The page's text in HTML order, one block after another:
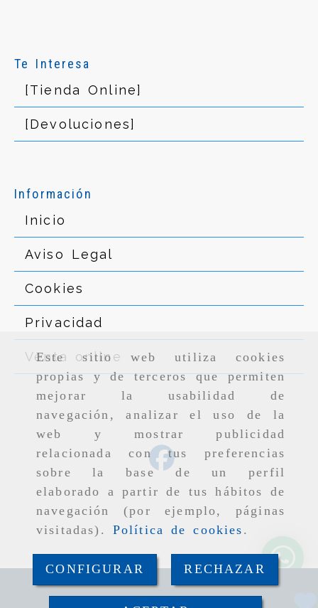
Este sitio web utiliza cookies
propias y de terceros que permiten
mejorar la usabilidad de
navegación, analizar el uso de la
web y mostrar publicidad
relacionada con tus preferencias
sobre la base de un perfil
elaborado a partir de tus hábitos de
navegación (por ejemplo, páginas
visitadas). Política de cookies .
CONFIGURAR RECHAZAR
Te Interesa
[Tienda Online]
[Devoluciones]
Información
Inicio
Aviso Legal
Cookies
Privacidad
Venta online